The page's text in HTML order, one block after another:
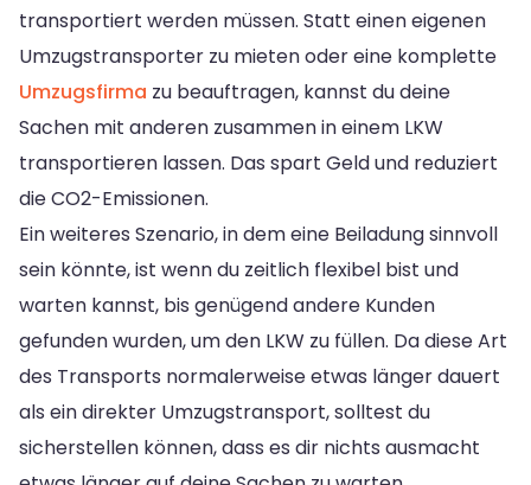
transportiert werden müssen. Statt einen eigenen
Umzugstransporter zu mieten oder eine komplette
Umzugsfirma zu beauftragen, kannst du deine
Sachen mit anderen zusammen in einem LKW
transportieren lassen. Das spart Geld und reduziert
die CO2-Emissionen.
Ein weiteres Szenario, in dem eine Beiladung sinnvoll
sein könnte, ist wenn du zeitlich flexibel bist und
warten kannst, bis genügend andere Kunden
gefunden wurden, um den LKW zu füllen. Da diese Art
des Transports normalerweise etwas länger dauert
als ein direkter Umzugstransport, solltest du
sicherstellen können, dass es dir nichts ausmacht